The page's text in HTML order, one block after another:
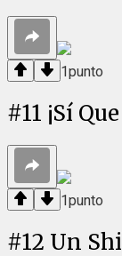
1punto
#11 ¡Sí
1punto
#12 Un